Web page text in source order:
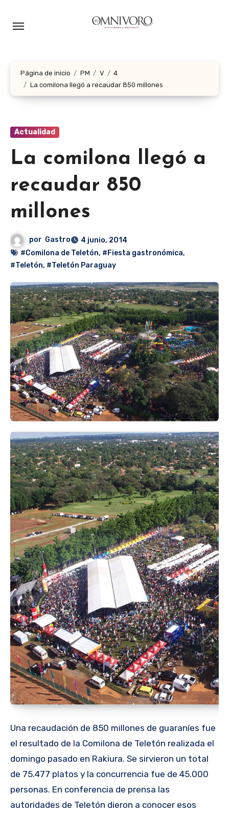
Página de inicio PM V
4
La comilona llegó a recaudar 850 millones
Actualidad
La comilona llegó a
recaudar 850
millones
por Gastro
4 junio, 2014
#Comilona de Teletón, #Fiesta gastronómica,
#Teletón, #Teletón Paraguay
Una recaudación de 850 millones de guaraníes fue
el resultado de la Comilona de Teletón realizada el
domingo pasado en Rakiura. Se sirvieron un total
de 75.477 platos y la concurrencia fue de 45.000
personas. En conferencia de prensa las
autoridades de Teletón dieron a conocer esos